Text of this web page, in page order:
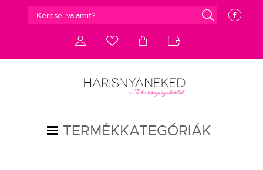
e g
d c a b
TERMÉKKATEGÓRIÁK